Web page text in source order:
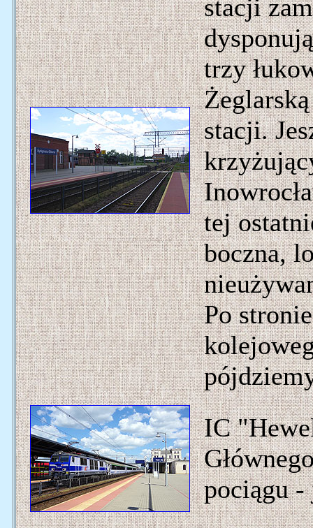
stacji
trzy
stacji.
tej
boczna,
Po
IC
pociągu -